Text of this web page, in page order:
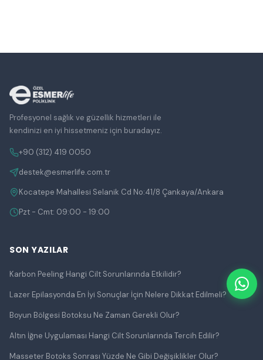
Profesyonel sağlık ve güzellik hizmetleri ile
kendinizi en iyi hissetmeniz için buradayız.
+90 (312) 419 0050
destek@esmerlife.com.tr
Kocatepe Mahallesi Selanik Cd No:41/8 Çankaya/Ankara
Pzt - Cmt: 09:00 - 19:00
SON YAZILAR
Karbon Peeling Hangi Cilt Sorunlarında Etkilidir?
Lazer Epilasyonda En İyi Sonuçlar İçin Nelere Dikkat Edilmeli?
Boyun Bölgesi Botoksu Ne Zaman Gerekli Olur?
Altın İğne Uygulaması Hangi Cilt Sorunlarında Tercih Edilir?
Masseter Botoks Sonrası Yüzde Ne Gibi Değişiklikler Olur?